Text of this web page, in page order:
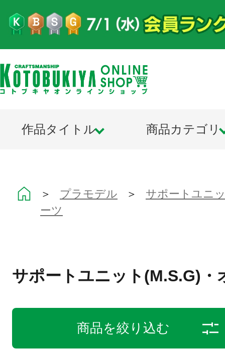
作品タイトル 商品カテゴリ
＞ プラモデル ＞ サポートユニ
ーツ
サポートユニット(M.S.G)・
商品を絞り込む